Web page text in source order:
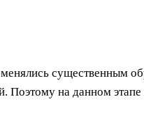
существенным
на данном